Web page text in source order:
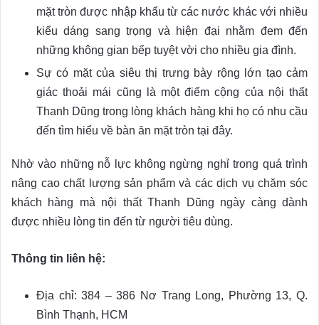
mặt tròn được nhập khẩu từ các nước khác với nhiều
kiểu dáng sang trọng và hiện đại nhằm đem đến
những không gian bếp tuyệt vời cho nhiều gia đình.
Sự có mặt của siêu thị trưng bày rộng lớn tạo cảm
giác thoải mái cũng là một điểm cộng của nội thất
Thanh Dũng trong lòng khách hàng khi họ có nhu cầu
đến tìm hiểu về bàn ăn mặt tròn tại đây.
Nhờ vào những nỗ lực không ngừng nghỉ trong quá trình
nâng cao chất lượng sản phẩm và các dịch vụ chăm sóc
khách hàng mà nội thất Thanh Dũng ngày càng dành
được nhiều lòng tin đến từ người tiêu dùng.
Thông tin liên hệ:
Địa chỉ: 384 – 386 Nơ Trang Long, Phường 13, Q.
Bình Thạnh, HCM